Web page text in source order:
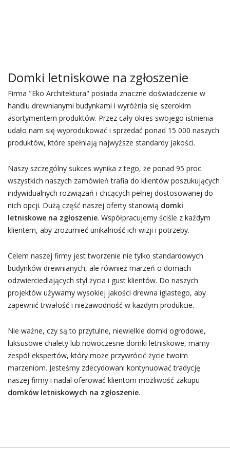
Domki letniskowe na zgłoszenie
Firma "Eko Architektura" posiada znaczne doświadczenie w
handlu drewnianymi budynkami i wyróżnia się szerokim
asortymentem produktów. Przez cały okres swojego istnienia
udało nam się wyprodukować i sprzedać ponad 15 000 naszych
produktów, które spełniają najwyższe standardy jakości.
Naszy szczególny sukces wynika z tego, że ponad 95 proc.
wszystkich naszych zamówień trafia do klientów poszukujących
indywidualnych rozwiązań i chcących pełnej dostosowanej do
nich opcji. Dużą część naszej oferty stanowią domki
letniskowe na zgłoszenie. Współpracujemy ściśle z każdym
klientem, aby zrozumieć unikalność ich wizji i potrzeby.
Celem naszej firmy jest tworzenie nie tylko standardowych
budynków drewnianych, ale również marzeń o domach
odzwierciedlających styl życia i gust klientów. Do naszych
projektów używamy wysokiej jakości drewna iglastego, aby
zapewnić trwałość i niezawodność w każdym produkcie.
Nie ważne, czy są to przytulne, niewielkie domki ogrodowe,
luksusowe chalety lub nowoczesne domki letniskowe, mamy
zespół ekspertów, który może przywrócić życie twoim
marzeniom. Jesteśmy zdecydowani kontynuować tradycję
naszej firmy i nadal oferować klientom możliwość zakupu
domków letniskowych na zgłoszenie.